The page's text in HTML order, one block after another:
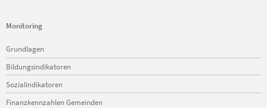
Monitoring
Navigation
überspringen
Grundlagen
Bildungsindikatoren
Sozialindikatoren
Finanzkennzahlen Gemeinden